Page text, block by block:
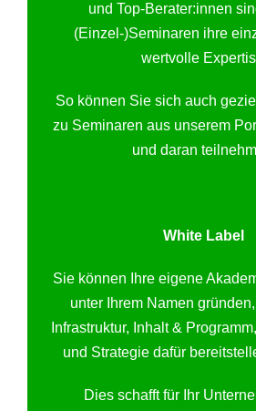
und Top-Berater:innen
(Einzel-)Seminaren ihre
wertvolle
So können Sie sich auch
zu Seminaren aus unserem
und daran
White Label
Sie können Ihre eigene
unter Ihrem Namen
Infrastruktur, Inhalt &
und Strategie dafür
Dies schafft für Ihr